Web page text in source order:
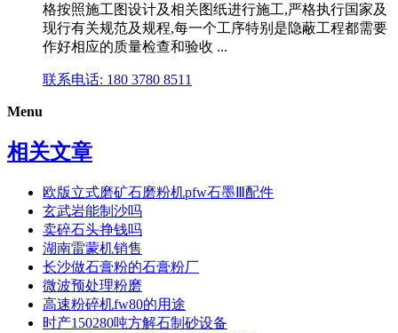
格按照施工图设计及相关图纸进行施工,严格执行国家及
现行有关规范及规程,每一个工序特别是隐蔽工程都需要
作好相应的质量检查和验收 ...
联系电话: 180 3780 8511
Menu
相关文章
欧版立式磨矿石磨粉机pfw石墨Ⅲ配件
玄武岩能制沙吗
卖碎石头挣钱吗
湖南雷蒙机销售
长沙做石膏粉的石膏粉厂
微波预处理粉磨
高速粉碎机fw80的用途
时产150280吨方解石制砂设备